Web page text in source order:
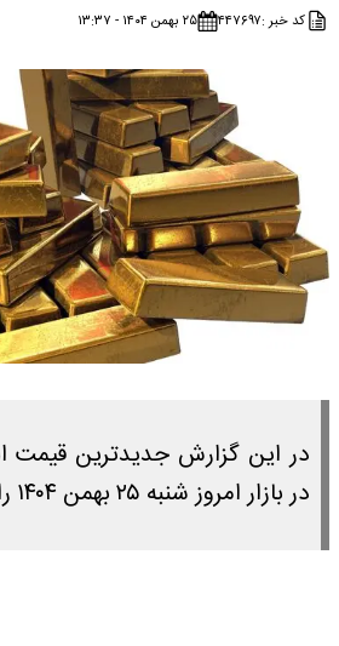
کد خبر : ۴۴۷۶۹۷ ۲۵ بهمن ۱۴۰۴ - ۱۳:۳۷
در این گزارش جدیدترین قیمت
در بازار امروز شنبه ۲۵ بهمن ۱۴۰۴ را می‌خوانید.